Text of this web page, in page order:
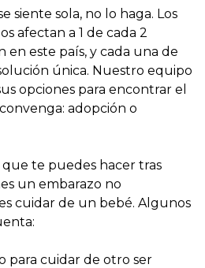
siente sola, no lo haga. Los
afectan a 1 de cada 2
este país, y cada una de
única. Nuestro equipo
opciones para encontrar el
adopción o
te puedes hacer tras
un embarazo no
cuidar de un bebé. Algunos
para cuidar de otro ser